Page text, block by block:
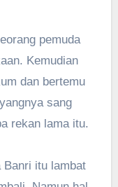
pemuda
Kemudian
dan bertemu
sang
rekan lama itu.
Banri itu lambat